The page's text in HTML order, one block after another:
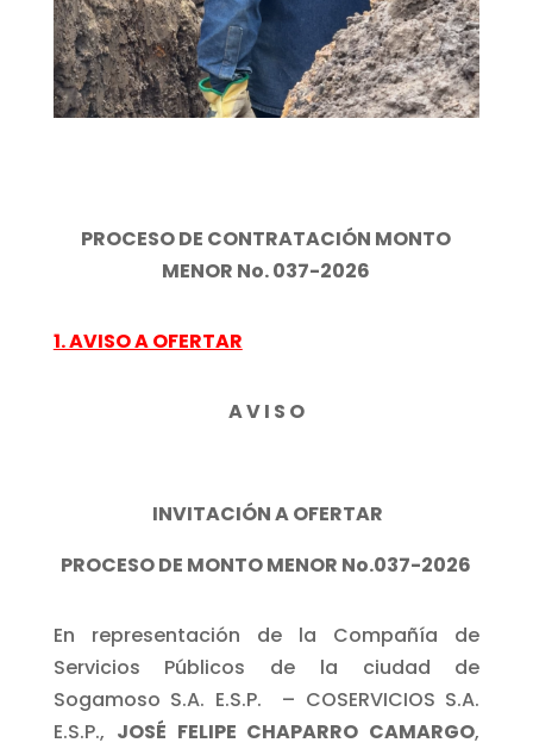
PROCESO DE CONTRATACIÓN MONTO
MENOR No. 037-2026
1. AVISO A OFERTAR
A V I S O
INVITACIÓN A OFERTAR
PROCESO DE MONTO MENOR No.037-2026
En representación de la Compañía de
Servicios Públicos de la ciudad de
Sogamoso S.A. E.S.P. – COSERVICIOS S.A.
E.S.P., JOSÉ FELIPE CHAPARRO CAMARGO,